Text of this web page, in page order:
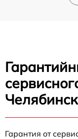
Гарантия от